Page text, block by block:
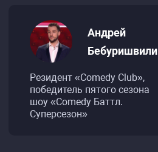
Андрей
Бебуришвили
Резидент «Comedy Club»,
победитель пятого сезона
шоу «Comedy Баттл.
Суперсезон»